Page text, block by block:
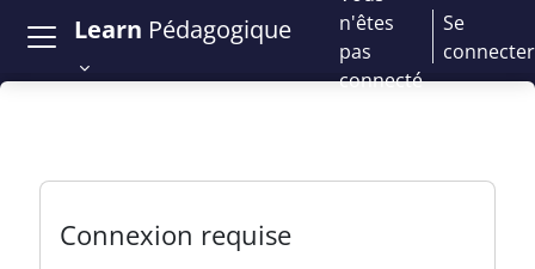
Learn Pédagogique
n'êtes
pas
connecté
Se
connecter
Connexion requise